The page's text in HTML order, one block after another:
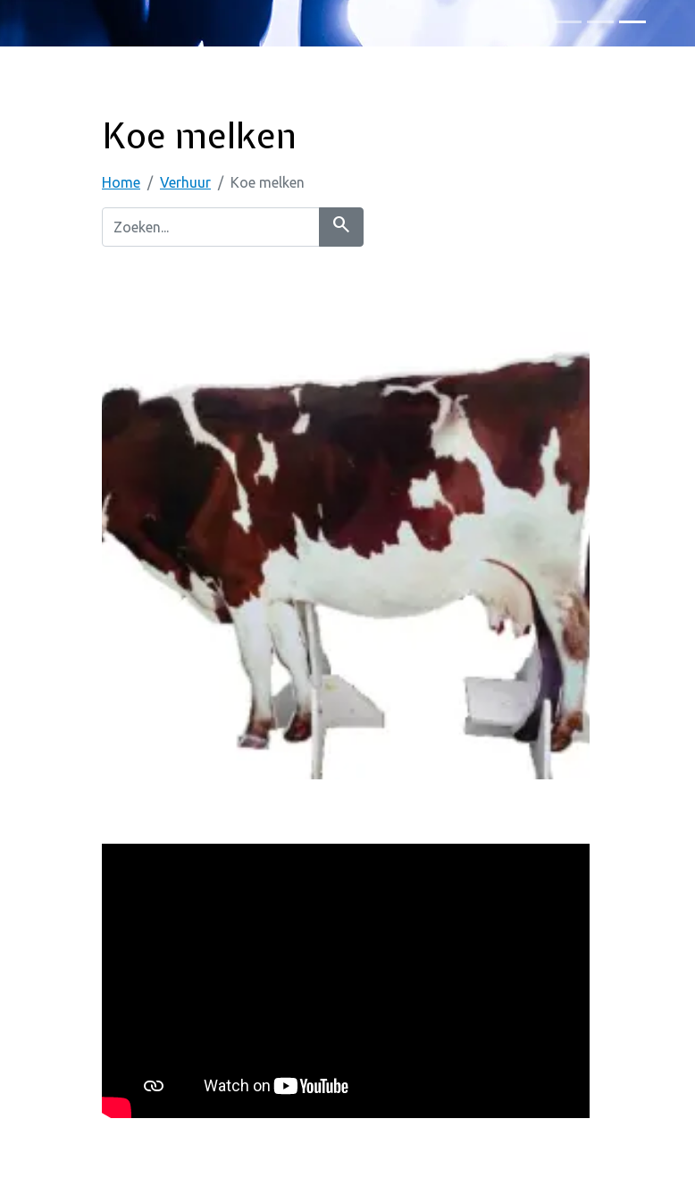
Koe melken
Home Verhuur Koe melken
search